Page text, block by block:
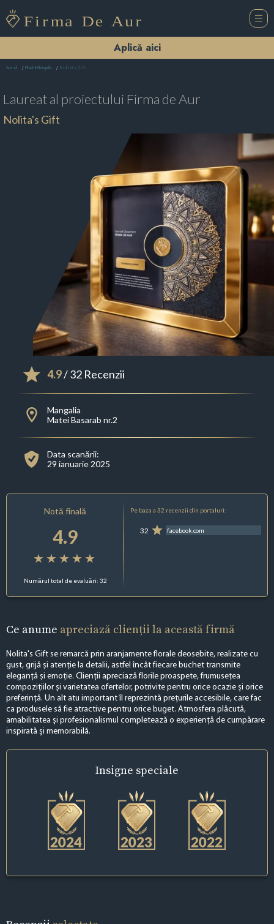
Aplică aici
Acasă Florării Mangalia Nolita's Gift
Laureat al proiectului Firma de Aur
Nolita's Gift
4.9/ 32 Recenzii
Mangalia
Matei Basarab nr.2
Data scanării:
29 ianuarie 2025
Notă finală
4.9
Numărul total de evaluări: 32
Pe baza a 32 recenzii din portaluri:
32 facebook.com
Ce anume apreciază clienții la această firmă
Nolita's Gift se remarcă prin aranjamente florale deosebite, realizate cu
gust, grijă și atenție la detalii, astfel încât fiecare buchet transmite
eleganță și emoție. Clienții apreciază florile proaspete, frumusețea
compozițiilor și varietatea ofertelor, potrivite pentru orice ocazie și orice
preferință. Un alt atu important îl reprezintă prețurile accesibile, care fac
ca produsele să fie atractive pentru orice buget. Atmosfera plăcută,
amabilitatea și profesionalismul completează o experiență de cumpărare
inspirată și memorabilă.
Insigne speciale